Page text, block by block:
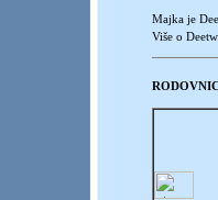
Majka je
Više o